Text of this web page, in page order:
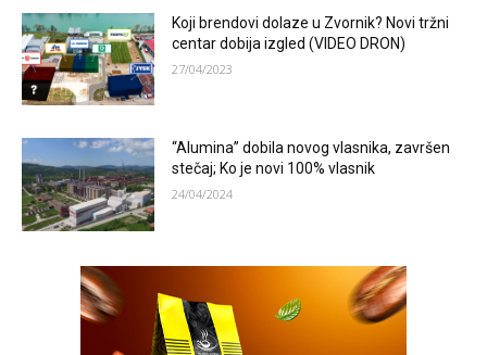
Koji brendovi dolaze u Zvornik? Novi tržni
centar dobija izgled (VIDEO DRON)
27/04/2023
“Alumina” dobila novog vlasnika, završen
stečaj; Ko je novi 100% vlasnik
24/04/2024